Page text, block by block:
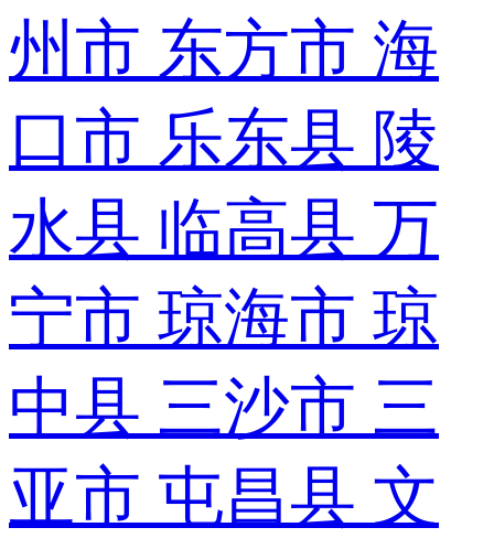
州市 东方市 海
口市 乐东县 陵
水县 临高县 万
宁市 琼海市 琼
中县 三沙市 三
亚市 屯昌县 文